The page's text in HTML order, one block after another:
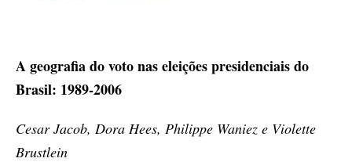
A geografia do voto nas eleições presidenciais do
Brasil: 1989-2006
Cesar Jacob, Dora Hees, Philippe Waniez e Violette
Brustlein